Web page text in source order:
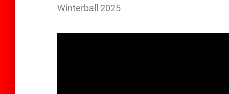
Winterball 2025